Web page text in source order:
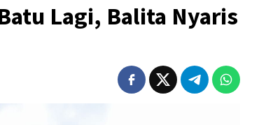
Lagi, Balita Nyaris